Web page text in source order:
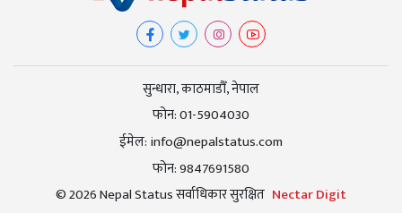
सुन्धारा, काठमाडौँ, नेपाल
फोन:01-5904030
ईमेल: info@nepalstatus.com
फोन:9847691580
© 2026 Nepal Status सर्वाधिकार सुरक्षित Nectar Digit